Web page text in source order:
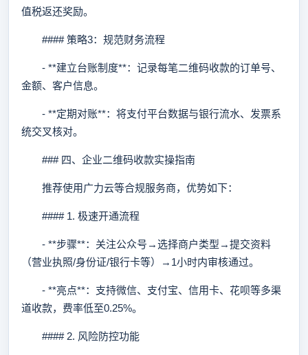
值税返还奖励。
#### 策略3：规范财务流程
- **建立台账制度**：记录每笔二维码收款的订单号、
金额、客户信息。
- **定期对账**：将支付平台数据与银行流水、发票系
统交叉核对。
### 四、企业二维码收款实操指南
推荐使用广力云等合规服务商，优势如下：
#### 1. 极速开通流程
- **步骤**：关注公众号→选择商户类型→提交资料
（营业执照/身份证/银行卡等）→1小时内审核通过。
- **亮点**：支持微信、支付宝、信用卡、花呗等多渠
道收款，费率低至0.25%。
#### 2. 风险防控功能